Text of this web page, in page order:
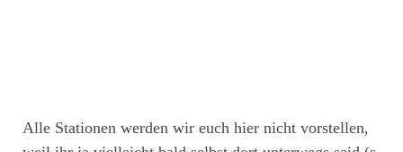
Alle Stationen werden wir euch hier nicht vorstellen,